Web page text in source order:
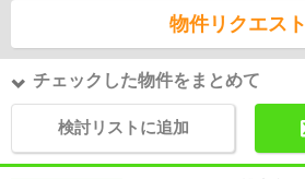
物件リクエスト
チェックした物件をまとめて
検討リストに追加